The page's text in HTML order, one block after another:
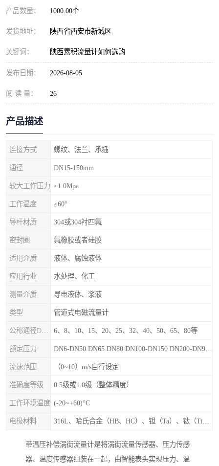
产品数量： 1000.00个
发货地址： 陕西省西安市新城区
关键词： 陕西累积流量计如何选购
发布日期： 2026-08-05
阅 读 量： 26
产品描述
连接方式 螺纹、法兰、承插
通径 DN15-150mm
较大工作压力 ≤1.0Mpa
工作温度 ≤60°
导杆材质 304或304衬四氟
密封圈 氟橡胶或者硅胶
适用介质 液体、腐蚀液体
应用行业 水处理、化工
测量介质 导电液体、浆液
类型 管道式电磁流量计
6、8、10、15、20、25、32、40、50、65、80等
额定压力
流速范围 （0~10）m/s自行设定
准确度等级 0.5级或1.0级（整体精度）
工作环境温度 (-20~+60)°C
电极材料
带温压补偿涡街流量计是将涡街流量传感器、压力传感
器、温度传感器组装在一起，由智能表头实现压力、温